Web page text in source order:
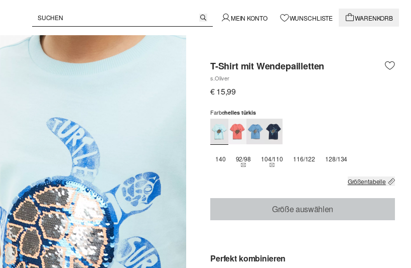
MEIN KONTO WUNSCHLISTE WARENKORB
T-Shirt mit Wendepailletten
s.Oliver
€ 15,99
Farbehelles türkis
140 92/98THIS SIZE IS CURRENTLY OUT OF STOCK
104/110THIS SIZE IS CURRENTLY OUT OF STOCK
116/122 128/134
Größentabelle
Größe auswählen
Perfekt kombinieren